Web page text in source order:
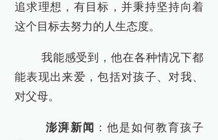
追求理想，有目标，并秉持坚持向着
这个目标去努力的人生态度。
我能感受到，他在各种情况下都
能表现出来爱，包括对孩子、对我、
对父母。
澎湃新闻 ：他是如何教育孩子